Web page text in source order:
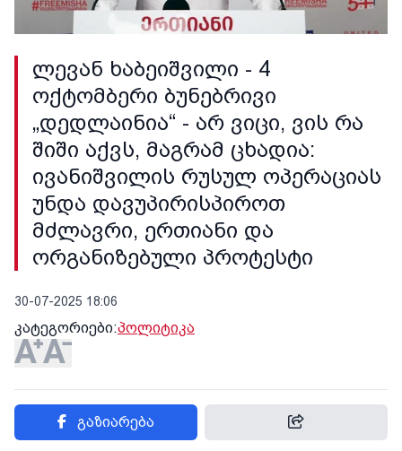
ლევან ხაბეიშვილი - 4
ოქტომბერი ბუნებრივი
„დედლაინია“ - არ ვიცი, ვის რა
შიში აქვს, მაგრამ ცხადია:
ივანიშვილის რუსულ ოპერაციას
უნდა დავუპირისპიროთ
მძლავრი, ერთიანი და
ორგანიზებული პროტესტი
30-07-2025 18:06
კატეგორიები:პოლიტიკა
გაზიარება